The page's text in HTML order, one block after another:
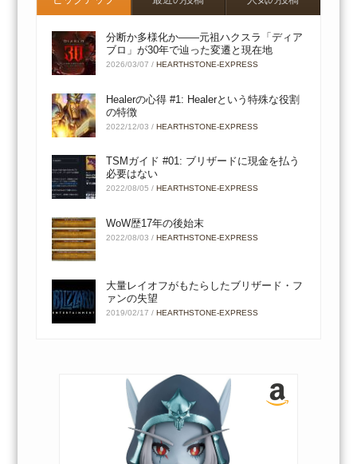
分断か多様化か――元祖ハクスラ「ディア
ブロ」が30年で辿った変遷と現在地
2026/03/07 /HEARTHSTONE-EXPRESS
Healerの心得 #1: Healerという特殊な役割
の特徴
2022/12/03 /HEARTHSTONE-EXPRESS
TSMガイド #01: ブリザードに現金を払う
必要はない
2022/08/05 / HEARTHSTONE-EXPRESS
WoW歴17年の後始末
2022/08/03 /HEARTHSTONE-EXPRESS
大量レイオフがもたらしたブリザード・フ
ァンの失望
2019/02/17 /HEARTHSTONE-EXPRESS